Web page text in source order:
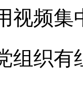
视频集
组织有